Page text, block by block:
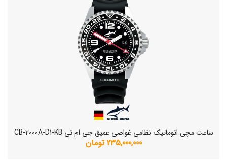
ساعت مچی اتوماتیک نظامی غواصی عمیق جی ام تی CB-2000A-D1-KB
235,000,000 تومان